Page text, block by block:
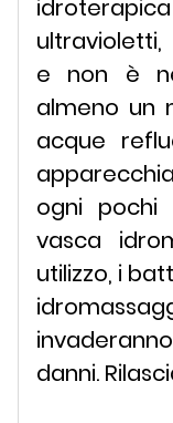
e non è
almeno un
acque
ogni pochi
vasca
utilizzo, i
danni.